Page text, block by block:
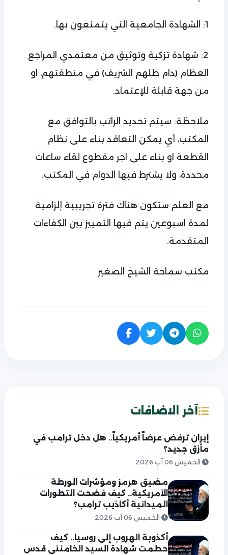
1: الشهادة الجامعية التي يتمتعون بها.
2: شهادة تزكية وتوثيق من معتمدي المراجع
العظام (دام ظلهم الشريف) في منطقتهم، او
من جهة قابلة للإعتماد.
ملاحظة: سيتم تحديد الراتب بالتوافق مع
المكتب، أي يمكن التعاقد بناء على نظام
القطعة او بناء على اجر مقطوع لقاء ساعات
محددة، ولا يشترط فيها الدوام في المكتب.
مع العلم ستكون هناك فترة تجريبية إلزامية
لمدة اسبوعين يتم فيها التمييز بين الكفاءات
المتقدمة.
مكتب سماحة الشيخ الصغير
آخر الاضافات
إيران ترفض عرضاً أمريكياً.. هل دخل ترامب في
مأزق جديد؟
الخميس 06 آب 2026
مضيق هرمز ومؤشرات الورطة
الأمريكية.. كيف فضحت التطورات
الميدانية أكاذيب ترامب؟
الخميس 06 آب 2026
أكذوبة الهروب إلى روسيا.. كيف
حطمت شهادة السيد الخامنئي قدس